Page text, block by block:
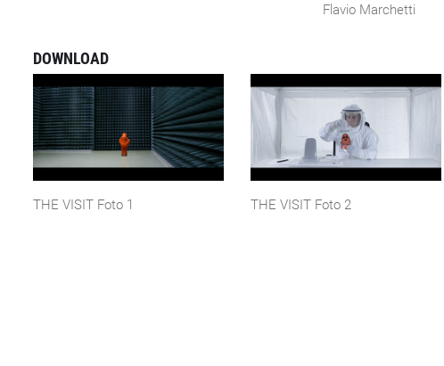
Flavio Marchetti
DOWNLOAD
THE VISIT Foto 1 THE VISIT Foto 2